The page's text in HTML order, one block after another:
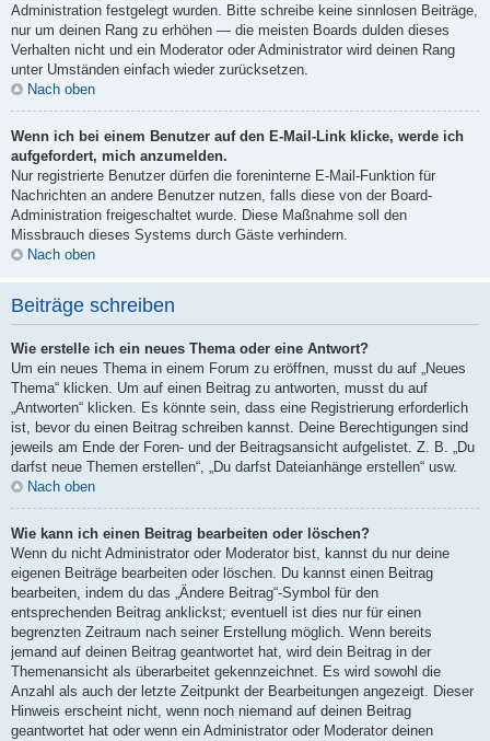
Administration festgelegt wurden. Bitte schreibe keine sinnlosen Beiträge,
nur um deinen Rang zu erhöhen — die meisten Boards dulden dieses
Verhalten nicht und ein Moderator oder Administrator wird deinen Rang
unter Umständen einfach wieder zurücksetzen.
Nach oben
Wenn ich bei einem Benutzer auf den E-Mail-Link klicke, werde ich
aufgefordert, mich anzumelden.
Nur registrierte Benutzer dürfen die foreninterne E-Mail-Funktion für
Nachrichten an andere Benutzer nutzen, falls diese von der Board-
Administration freigeschaltet wurde. Diese Maßnahme soll den
Missbrauch dieses Systems durch Gäste verhindern.
Nach oben
Beiträge schreiben
Wie erstelle ich ein neues Thema oder eine Antwort?
Um ein neues Thema in einem Forum zu eröffnen, musst du auf „Neues
Thema“ klicken. Um auf einen Beitrag zu antworten, musst du auf
„Antworten“ klicken. Es könnte sein, dass eine Registrierung erforderlich
ist, bevor du einen Beitrag schreiben kannst. Deine Berechtigungen sind
jeweils am Ende der Foren- und der Beitragsansicht aufgelistet. Z. B. „Du
darfst neue Themen erstellen“, „Du darfst Dateianhänge erstellen“ usw.
Nach oben
Wie kann ich einen Beitrag bearbeiten oder löschen?
Wenn du nicht Administrator oder Moderator bist, kannst du nur deine
eigenen Beiträge bearbeiten oder löschen. Du kannst einen Beitrag
bearbeiten, indem du das „Ändere Beitrag“-Symbol für den
entsprechenden Beitrag anklickst; eventuell ist dies nur für einen
begrenzten Zeitraum nach seiner Erstellung möglich. Wenn bereits
jemand auf deinen Beitrag geantwortet hat, wird dein Beitrag in der
Themenansicht als überarbeitet gekennzeichnet. Es wird sowohl die
Anzahl als auch der letzte Zeitpunkt der Bearbeitungen angezeigt. Dieser
Hinweis erscheint nicht, wenn noch niemand auf deinen Beitrag
geantwortet hat oder wenn ein Administrator oder Moderator deinen